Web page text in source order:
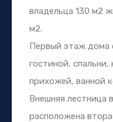
владельца 130 м2
м2.
Первый этаж дома
гостиной, спальни,
прихожей, ванной
Внешняя лестница
расположена